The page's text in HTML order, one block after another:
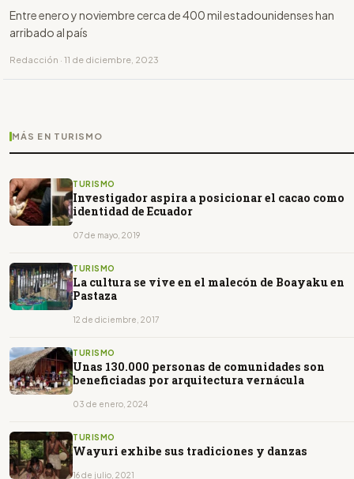
Entre enero y noviembre cerca de 400 mil estadounidenses han
arribado al país
Redacción · 11 de diciembre, 2023
MÁS EN TURISMO
TURISMO
Investigador aspira a posicionar el cacao como
identidad de Ecuador
07 de mayo, 2019
TURISMO
La cultura se vive en el malecón de Boayaku en
Pastaza
12 de diciembre, 2017
TURISMO
Unas 130.000 personas de comunidades son
beneficiadas por arquitectura vernácula
03 de enero, 2024
TURISMO
Wayuri exhibe sus tradiciones y danzas
16 de julio, 2021